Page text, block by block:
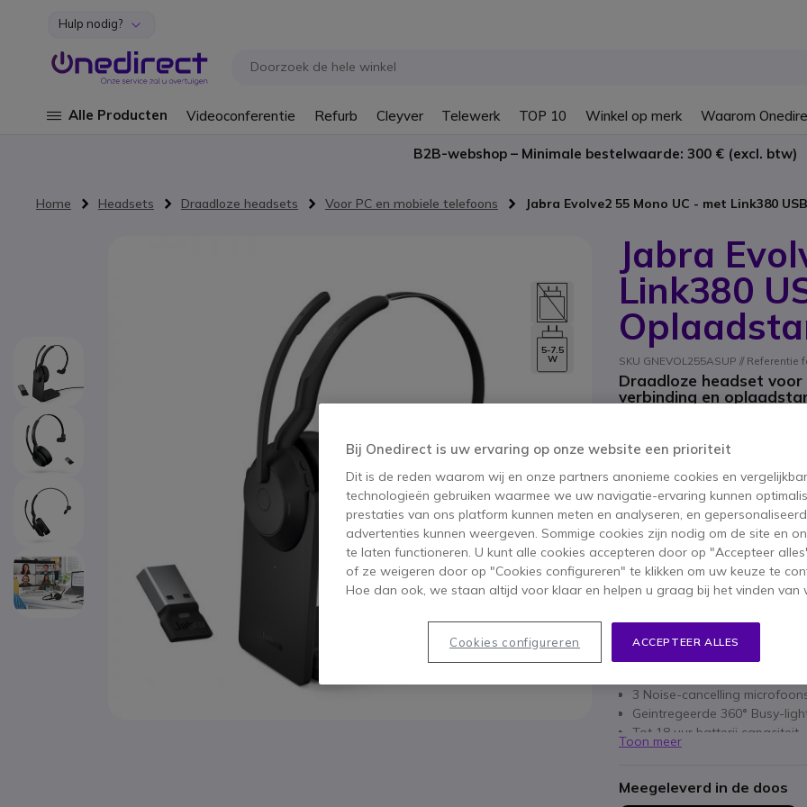
Ga naar de inhoud
Hulp nodig?
Alle Producten Videoconferentie Refurb Cleyver Telewerk TOP 10 Winkel op merk Waarom
B2B-webshop – Minimale bestelwaarde: 300 € (excl. btw)
Home Headsets Draadloze headsets Voor PC en mobiele telefoons Jabra Evolve2 55 Mono UC - met Link380
Jabra
Link380
SKU GNEVOL255ASUP //
Draadloze headset
verbinding en
258,95 €
179,95 € ex. BTW- 217,74 €
Aantal
IN
2 producten op voorraad
Belangrijkste kenmerken
UC draadloze headste voor
Verbindt met 2 Bluetooth
3 Noise-cancelling
Geintregeerde 360° Busy-
Tot 18 uur batterij capaciteit
Jabra Direct & Jabra Xpress
Toon meer
Meegeleverd in de doos
5-7.5
W
Bij Onedirect is uw ervaring op onze website een prioriteit
Dit is de reden waarom wij en onze partners anonieme cookies en
technologieën gebruiken waarmee we uw navigatie-ervaring kunnen
prestaties van ons platform kunnen meten en analyseren, en
advertenties kunnen weergeven. Sommige cookies zijn nodig om de site en
te laten functioneren. U kunt alle cookies accepteren door op "Accepteer
of ze weigeren door op "Cookies configureren" te klikken om uw keuze te
Hoe dan ook, we staan altijd voor klaar en helpen u graag bij het vinden van
ACCEPTEER ALLES
Cookies configureren